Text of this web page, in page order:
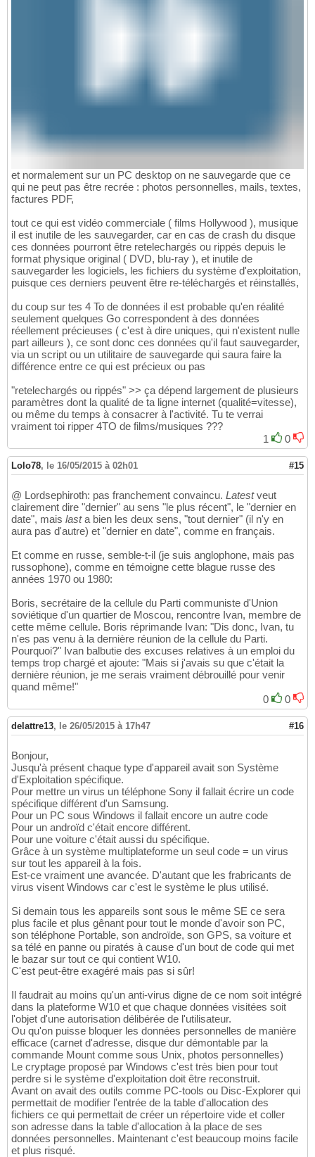
et normalement sur un PC desktop on ne sauvegarde que ce
qui ne peut pas être recrée : photos personnelles, mails, textes,
factures PDF,
tout ce qui est vidéo commerciale ( films Hollywood ), musique
il est inutile de les sauvegarder, car en cas de crash du disque
ces données pourront être retelechargés ou rippés depuis le
format physique original ( DVD, blu-ray ), et inutile de
sauvegarder les logiciels, les fichiers du système d'exploitation,
puisque ces derniers peuvent être re-téléchargés et réinstallés,
du coup sur tes 4 To de données il est probable qu'en réalité
seulement quelques Go correspondent à des données
réellement précieuses ( c'est à dire uniques, qui n'existent nulle
part ailleurs ), ce sont donc ces données qu'il faut sauvegarder,
via un script ou un utilitaire de sauvegarde qui saura faire la
différence entre ce qui est précieux ou pas
"retelechargés ou rippés" >> ça dépend largement de plusieurs
paramètres dont la qualité de ta ligne internet (qualité=vitesse),
ou même du temps à consacrer à l'activité. Tu te verrai
vraiment toi ripper 4TO de films/musiques ???
1
0
Lolo78, le 16/05/2015 à 02h01 #15
@ Lordsephiroth: pas franchement convaincu. Latestveut
clairement dire "dernier" au sens "le plus récent", le "dernier en
date", mais lasta bien les deux sens, "tout dernier" (il n'y en
aura pas d'autre) et "dernier en date", comme en français.
Et comme en russe, semble-t-il (je suis anglophone, mais pas
russophone), comme en témoigne cette blague russe des
années 1970 ou 1980:
Boris, secrétaire de la cellule du Parti communiste d'Union
soviétique d'un quartier de Moscou, rencontre Ivan, membre de
cette même cellule. Boris réprimande Ivan: "Dis donc, Ivan, tu
n'es pas venu à la dernière réunion de la cellule du Parti.
Pourquoi?" Ivan balbutie des excuses relatives à un emploi du
temps trop chargé et ajoute: "Mais si j'avais su que c'était la
dernière réunion, je me serais vraiment débrouillé pour venir
quand même!"
0
0
delattre13, le 26/05/2015 à 17h47 #16
Bonjour,
Jusqu'à présent chaque type d'appareil avait son Système
d'Exploitation spécifique.
Pour mettre un virus un téléphone Sony il fallait écrire un code
spécifique différent d'un Samsung.
Pour un PC sous Windows il fallait encore un autre code
Pour un androïd c'était encore différent.
Pour une voiture c'était aussi du spécifique.
Grâce à un système multiplateforme un seul code = un virus
sur tout les appareil à la fois.
Est-ce vraiment une avancée. D'autant que les frabricants de
virus visent Windows car c'est le système le plus utilisé.
Si demain tous les appareils sont sous le même SE ce sera
plus facile et plus gênant pour tout le monde d'avoir son PC,
son téléphone Portable, son androïde, son GPS, sa voiture et
sa télé en panne ou piratés à cause d'un bout de code qui met
le bazar sur tout ce qui contient W10.
C'est peut-être exagéré mais pas si sûr!
Il faudrait au moins qu'un anti-virus digne de ce nom soit intégré
dans la plateforme W10 et que chaque données visitées soit
l'objet d'une autorisation délibérée de l'utilisateur.
Ou qu'on puisse bloquer les données personnelles de manière
efficace (carnet d'adresse, disque dur démontable par la
commande Mount comme sous Unix, photos personnelles)
Le cryptage proposé par Windows c'est très bien pour tout
perdre si le système d'exploitation doit être reconstruit.
Avant on avait des outils comme PC-tools ou Disc-Explorer qui
permettait de modifier l'entrée de la table d'allocation des
fichiers ce qui permettait de créer un répertoire vide et coller
son adresse dans la table d'allocation à la place de ses
données personnelles. Maintenant c'est beaucoup moins facile
et plus risqué.